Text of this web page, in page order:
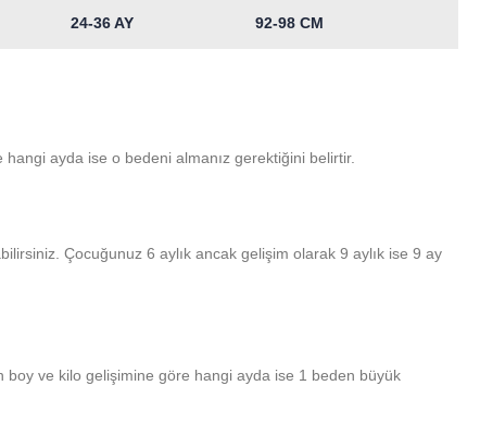
24-36 AY 92-98 CM
ayda ise o bedeni almanız gerektiğini belirtir.
Çocuğunuz 6 aylık ancak gelişim olarak 9 aylık ise 9 ay
boy ve kilo gelişimine göre hangi ayda ise 1 beden büyük